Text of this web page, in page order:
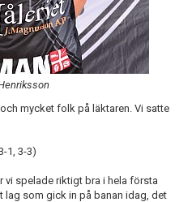
mycket folk på läktaren. Vi satte
1, 3-3)
vi spelade riktigt bra i hela första
lag som gick in på banan idag, det